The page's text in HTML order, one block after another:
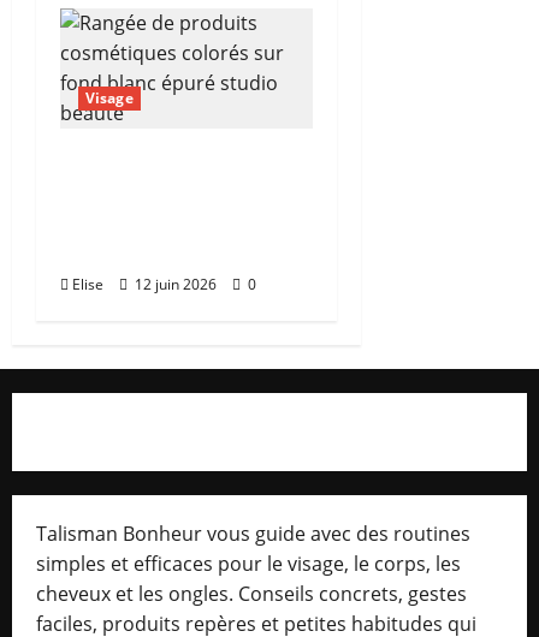
Visage
Elise 12 juin 2026 0
Talisman Bonheur vous guide avec des routines
simples et efficaces pour le visage, le corps, les
cheveux et les ongles. Conseils concrets, gestes
faciles, produits repères et petites habitudes qui